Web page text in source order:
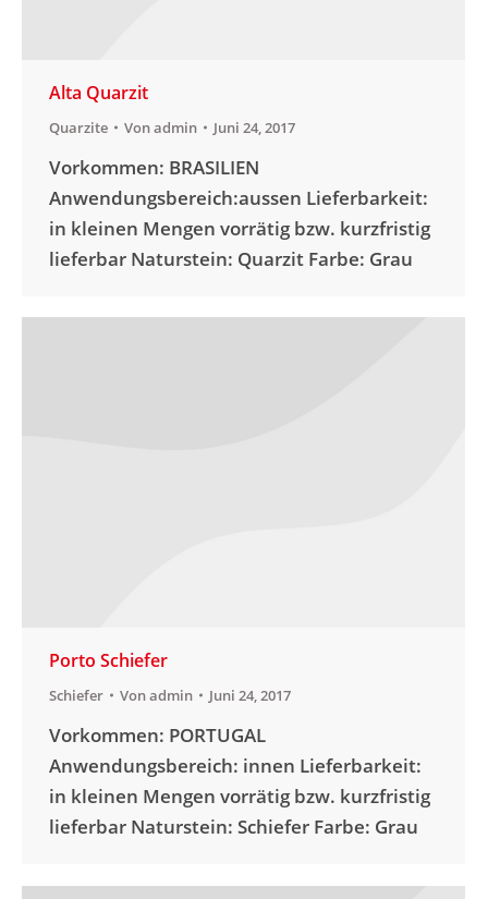
Alta Quarzit
Quarzite Vonadmin Juni 24, 2017
Vorkommen: BRASILIEN
Anwendungsbereich:aussen Lieferbarkeit:
in kleinen Mengen vorrätig bzw. kurzfristig
lieferbar Naturstein: Quarzit Farbe: Grau
Porto Schiefer
Schiefer Vonadmin Juni 24, 2017
Vorkommen: PORTUGAL
Anwendungsbereich: innen Lieferbarkeit:
in kleinen Mengen vorrätig bzw. kurzfristig
lieferbar Naturstein: Schiefer Farbe: Grau